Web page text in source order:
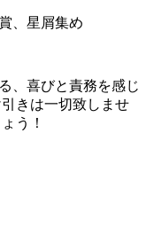
、星屑集め
、喜びと責務を感じ
きは一切致しませ
う！